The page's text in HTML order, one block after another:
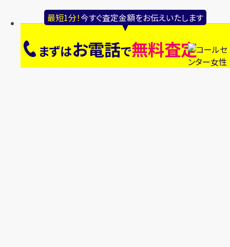
最短1分！今すぐ査定金額をお伝えいたします
まずはお電話で無料査定